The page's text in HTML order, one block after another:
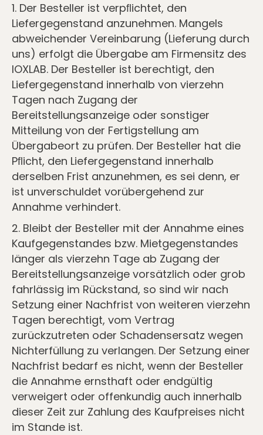
1. Der Besteller ist verpﬂichtet, den
Liefergegenstand anzunehmen. Mangels
abweichender Vereinbarung (Lieferung durch
uns) erfolgt die Übergabe am Firmensitz des
IOXLAB. Der Besteller ist berechtigt, den
Liefergegenstand innerhalb von vierzehn
Tagen nach Zugang der
Bereitstellungsanzeige oder sonstiger
Mitteilung von der Fertigstellung am
Übergabeort zu prüfen. Der Besteller hat die
Pﬂicht, den Liefergegenstand innerhalb
derselben Frist anzunehmen, es sei denn, er
ist unverschuldet vorübergehend zur
Annahme verhindert.
2. Bleibt der Besteller mit der Annahme eines
Kaufgegenstandes bzw. Mietgegenstandes
länger als vierzehn Tage ab Zugang der
Bereitstellungsanzeige vorsätzlich oder grob
fahrlässig im Rückstand, so sind wir nach
Setzung einer Nachfrist von weiteren vierzehn
Tagen berechtigt, vom Vertrag
zurückzutreten oder Schadensersatz wegen
Nichterfüllung zu verlangen. Der Setzung einer
Nachfrist bedarf es nicht, wenn der Besteller
die Annahme ernsthaft oder endgültig
verweigert oder offenkundig auch innerhalb
dieser Zeit zur Zahlung des Kaufpreises nicht
im Stande ist.